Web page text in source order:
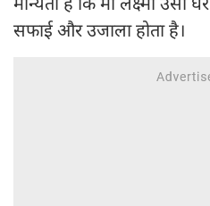
सफाई और उजाला होता है।